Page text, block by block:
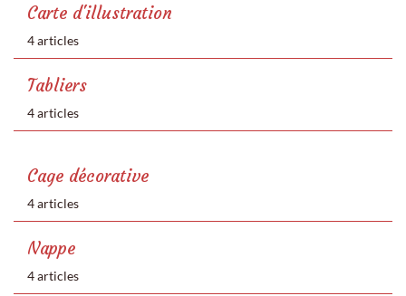
Carte d'illustration
4 articles
Tabliers
4 articles
Cage décorative
4 articles
Nappe
4 articles